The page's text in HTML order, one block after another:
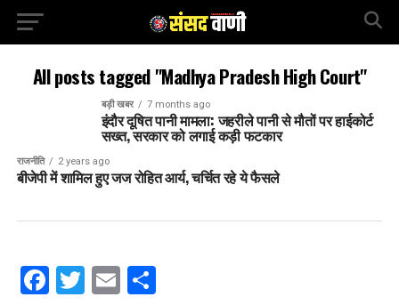
All posts tagged "Madhya Pradesh High Court"
बड़ी खबर 7 months ago
इंदौर दूषित पानी मामला: जहरीले पानी से मौतों पर हाईकोर्ट
सख्त, सरकार को लगाई कड़ी फटकार
राजनीति 2 years ago
बीजेपी में शामिल हुए जज रोहित आर्य, चर्चित रहे ये फैसले
Facebook
Twitter
EmailShare